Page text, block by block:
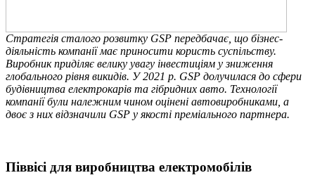
Стратегія сталого розвитку GSP передбачає, що бізнес-
діяльність компанії має приносити користь суспільству.
Виробник приділяє велику увагу інвестиціям у зниження
глобального рівня викидів. У 2021 р. GSP долучилася до сфери
будівництва електрокарів та гібридних авто. Технології
компанії були належним чином оцінені автовиробниками, а
двоє з них відзначили GSP у якості преміального партнера.
Піввісі для виробництва електромобілів